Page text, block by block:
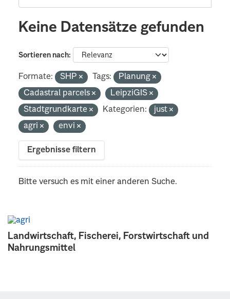
Landwirtschaft, Fischerei, Forstwirtschaft und
Nahrungsmittel
Keine Datensätze gefunden
Sortieren nach
Formate: SHP Tags:
Planung
Cadastral parcels
LeipziGIS
Stadtgrundkarte
Kategorien:
just
agri
envi
Ergebnisse filtern
Bitte versuch es mit einer anderen Suche.